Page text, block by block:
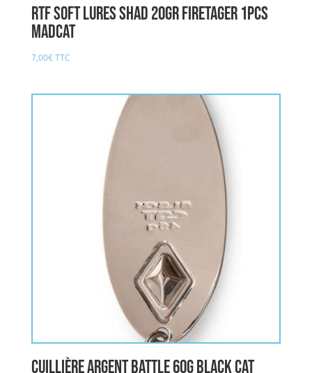
RTF SOFT LURES SHAD 20gr FIRETAGER 1pcs
MADCAT
7,00€TTC
Cuillière argent Battle 60g BLACK CAT